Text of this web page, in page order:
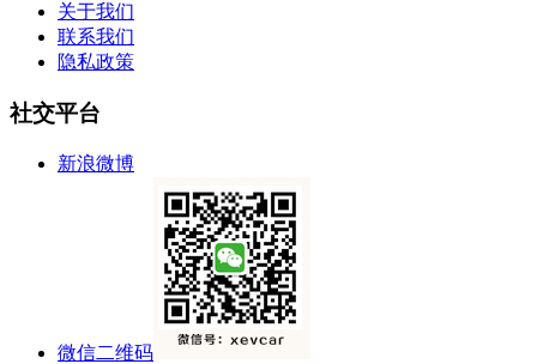
关于我们
联系我们
隐私政策
社交平台
新浪微博
微信二维码